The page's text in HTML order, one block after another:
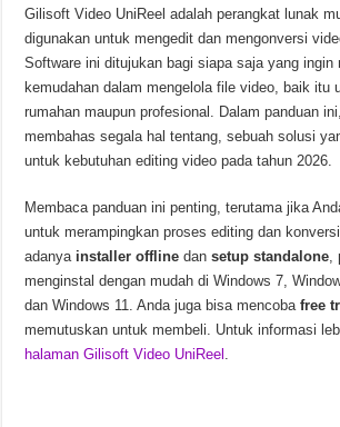
Chinese Frontiers v2.3.2582 Unduhan Gratis
Gilisoft Video UniReel adalah perangkat lunak
digunakan untuk mengedit dan mengonversi
Software ini ditujukan bagi siapa saja yang ingin
kemudahan dalam mengelola file video, baik itu
rumahan maupun profesional. Dalam panduan
membahas segala hal tentang, sebuah solusi
untuk kebutuhan editing video pada tahun 2026.
Membaca panduan ini penting, terutama jika
untuk merampingkan proses editing dan
adanya installer offline dansetup standalone,
menginstal dengan mudah di Windows 7,
dan Windows 11. Anda juga bisa mencobafree
memutuskan untuk membeli. Untuk informasi
halaman Gilisoft Video UniReel .